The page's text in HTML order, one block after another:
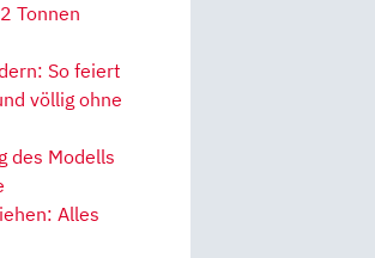
Tonnen
So feiert
völlig ohne
des Modells
Alles